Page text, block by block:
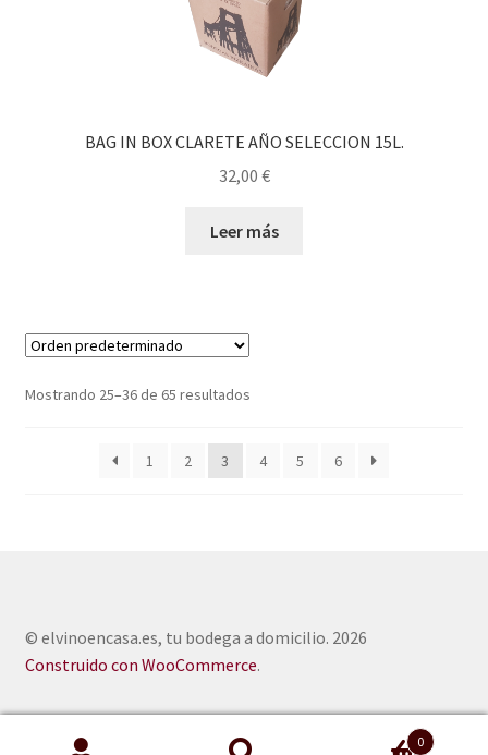
BAG IN BOX CLARETE AÑO SELECCION 15L.
32,00 €
Leer más
Mostrando 25–36 de 65 resultados
1 2 3 4 5 6
© elvinoencasa.es, tu bodega a domicilio. 2026
Construido con WooCommerce.
0